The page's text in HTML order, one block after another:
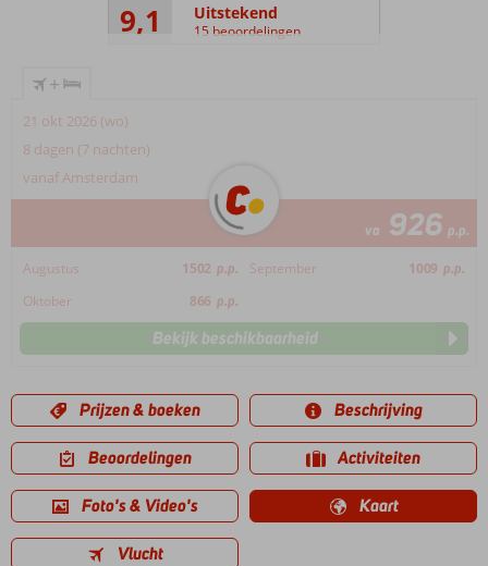
9,1 Uitstekend
15 beoordelingen
+
21 okt 2026 (wo)
8 dagen (7 nachten)
vanaf Amsterdam
va 926 p.p.
Augustus 1502 p.p. September 1009 p.p.
Oktober
866 p.p.
Bekijk beschikbaarheid
Prijzen & boeken Beschrijving
Beoordelingen Activiteiten
Foto's & Video's Kaart
Vlucht